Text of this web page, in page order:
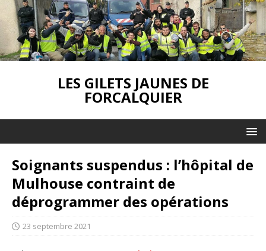
LES GILETS JAUNES DE
FORCALQUIER
Soignants suspendus : l’hôpital de
Mulhouse contraint de
déprogrammer des opérations
23 septembre 2021